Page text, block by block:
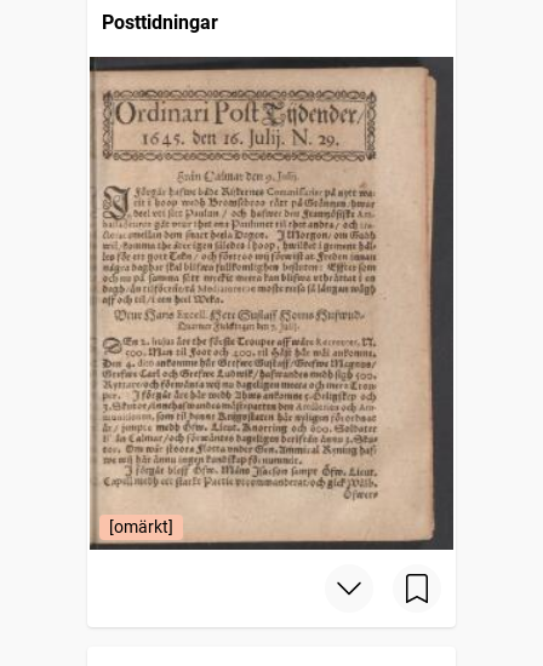
Posttidningar
[omärkt]